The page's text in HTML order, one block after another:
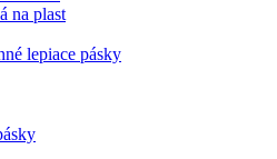
na plast
lepiace pásky